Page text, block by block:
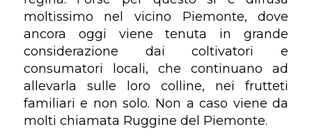
moltissimo nel vicino Piemonte, dove
ancora oggi viene tenuta in grande
considerazione dai coltivatori e
consumatori locali, che continuano ad
allevarla sulle loro colline, nei frutteti
familiari e non solo. Non a caso viene da
molti chiamata Ruggine del Piemonte.